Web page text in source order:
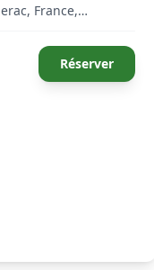
France,
Réserver